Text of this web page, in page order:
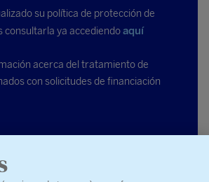
su política de protección de
consultarla ya accediendoaquí
acerca del tratamiento de
con solicitudes de financiación